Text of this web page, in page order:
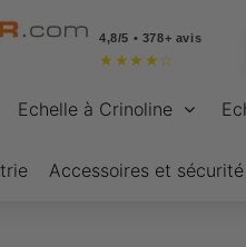
4,8/5 • 378+ avis
★ ★ ★ ★ ☆
Echelle à Crinoline
Accessoires et sécurité